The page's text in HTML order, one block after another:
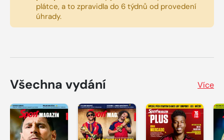
plátce, a to zpravidla do 6 týdnů od provedení
úhrady.
Všechna vydání Více